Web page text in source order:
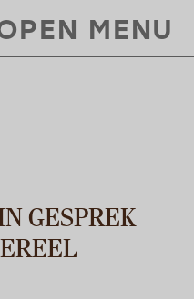
MENU
GESPREK